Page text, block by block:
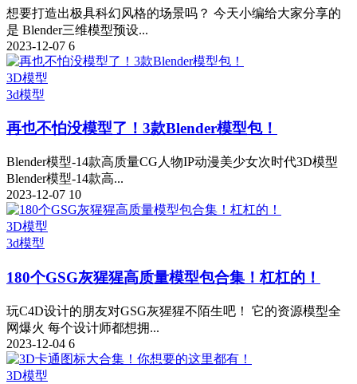
想要打造出极具科幻风格的场景吗？ 今天小编给大家分享的
是 Blender三维模型预设...
2023-12-07 6
3D模型
3d模型
再也不怕没模型了！3款Blender模型包！
Blender模型-14款高质量CG人物IP动漫美少女次时代3D模型
Blender模型-14款高...
2023-12-07 10
3D模型
3d模型
180个GSG灰猩猩高质量模型包合集！杠杠的！
玩C4D设计的朋友对GSG灰猩猩不陌生吧！ 它的资源模型全
网爆火 每个设计师都想拥...
2023-12-04 6
3D模型